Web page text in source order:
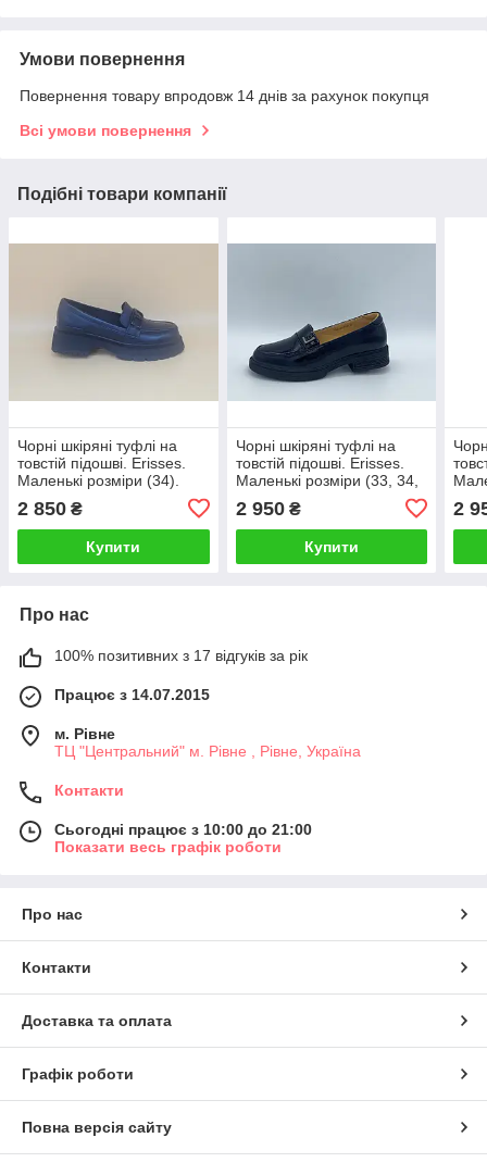
Умови повернення
Повернення товару впродовж 14 днів за рахунок покупця
Всі умови повернення
Подібні товари компанії
Чорні шкіряні туфлі на
товстій підошві. Erisses.
Маленькі розміри (34).
2 850 ₴
Купити
Чорні шкіряні туфлі на
товстій підошві. Erisses.
Маленькі розміри (33, 34,
2 950₴
Купити
2
Про нас
100% позитивних з 17 відгуків за рік
Працює з 14.07.2015
м. Рівне
ТЦ "Центральний" м. Рівне , Рівне, Україна
Контакти
Сьогодні працює з 10:00 до 21:00
Показати весь графік роботи
Про нас
Контакти
Доставка та оплата
Графік роботи
Повна версія сайту